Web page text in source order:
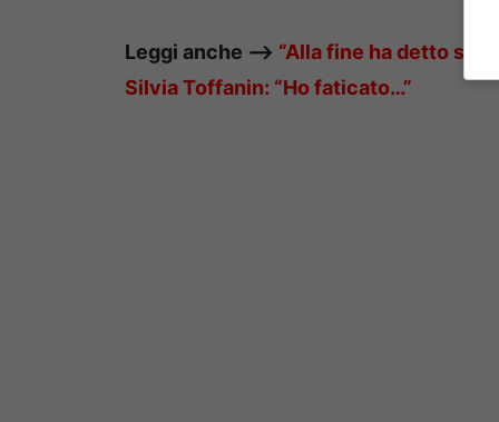
Leggi anche —–> “Alla fine ha detto si”
Silvia Toffanin: “Ho faticato…”